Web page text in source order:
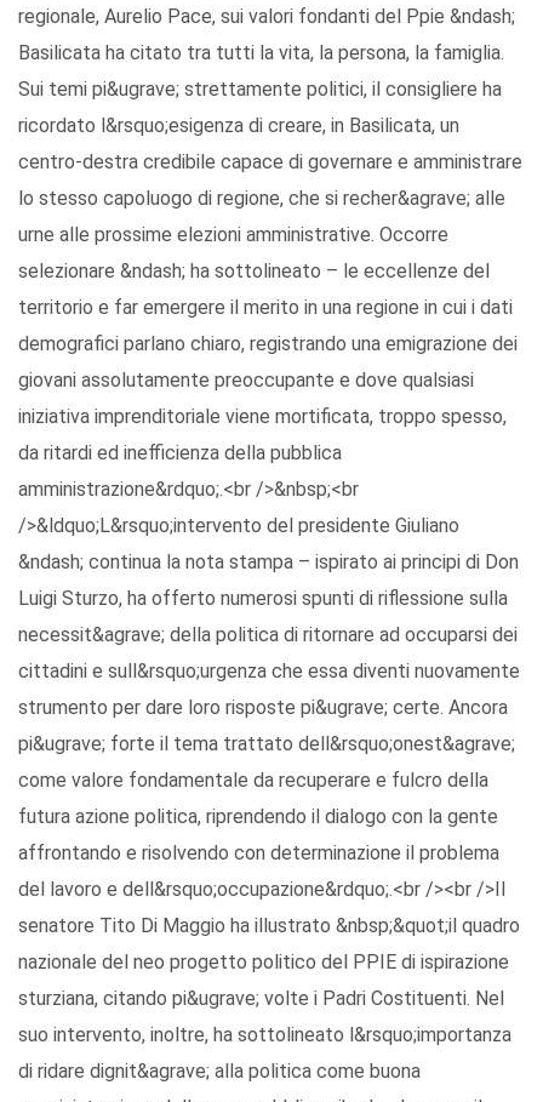
regionale, Aurelio Pace, sui valori fondanti del Ppie &ndash;
Basilicata ha citato tra tutti la vita, la persona, la famiglia.
Sui temi pi&ugrave; strettamente politici, il consigliere ha
ricordato l&rsquo;esigenza di creare, in Basilicata, un
centro-destra credibile capace di governare e amministrare
lo stesso capoluogo di regione, che si recher&agrave; alle
urne alle prossime elezioni amministrative. Occorre
selezionare &ndash; ha sottolineato – le eccellenze del
territorio e far emergere il merito in una regione in cui i dati
demografici parlano chiaro, registrando una emigrazione dei
giovani assolutamente preoccupante e dove qualsiasi
iniziativa imprenditoriale viene mortificata, troppo spesso,
da ritardi ed inefficienza della pubblica
amministrazione&rdquo;.<br />&nbsp;<br
/>&ldquo;L&rsquo;intervento del presidente Giuliano
&ndash; continua la nota stampa – ispirato ai principi di Don
Luigi Sturzo, ha offerto numerosi spunti di riflessione sulla
necessit&agrave; della politica di ritornare ad occuparsi dei
cittadini e sull&rsquo;urgenza che essa diventi nuovamente
strumento per dare loro risposte pi&ugrave; certe. Ancora
pi&ugrave; forte il tema trattato dell&rsquo;onest&agrave;
come valore fondamentale da recuperare e fulcro della
futura azione politica, riprendendo il dialogo con la gente
affrontando e risolvendo con determinazione il problema
del lavoro e dell&rsquo;occupazione&rdquo;.<br /><br />Il
senatore Tito Di Maggio ha illustrato &nbsp;&quot;il quadro
nazionale del neo progetto politico del PPIE di ispirazione
sturziana, citando pi&ugrave; volte i Padri Costituenti. Nel
suo intervento, inoltre, ha sottolineato l&rsquo;importanza
di ridare dignit&agrave; alla politica come buona